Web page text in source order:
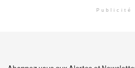
Publicité